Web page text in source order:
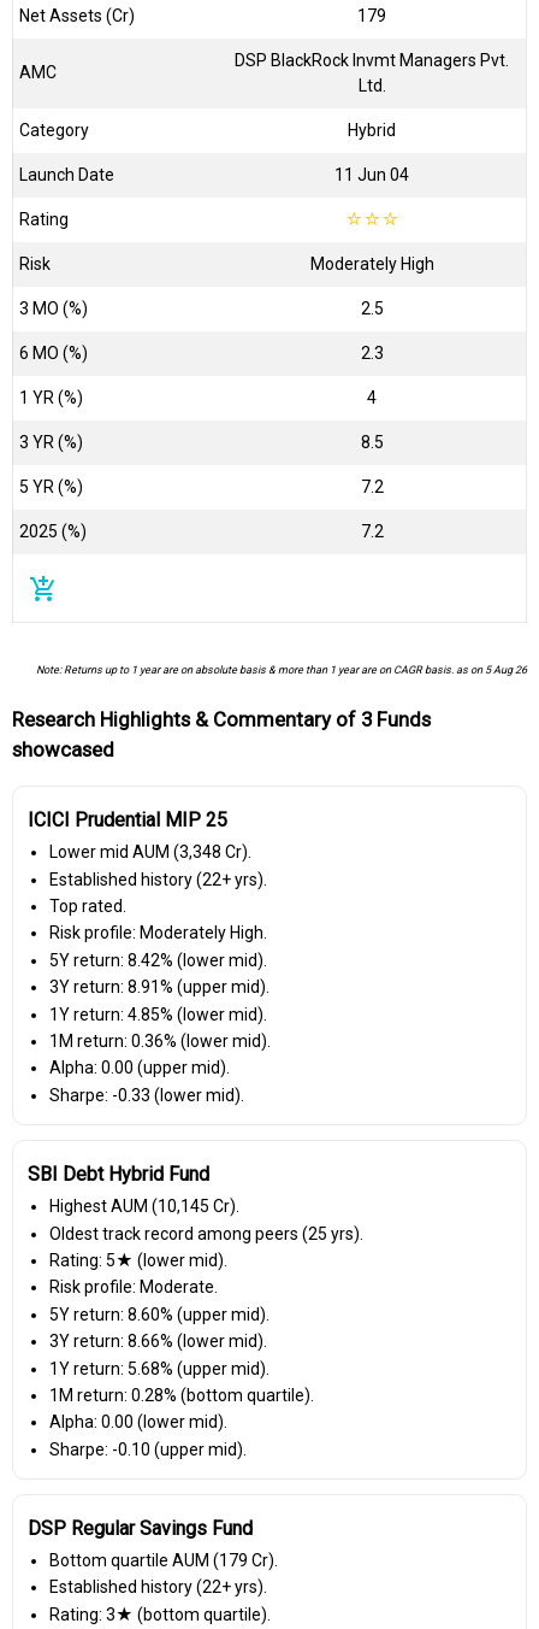
Net Assets (Cr) ₹179
AMC
DSP BlackRock Invmt Managers Pvt.
Ltd.
Category Hybrid
Launch Date 11 Jun 04
Rating ☆☆☆
Risk Moderately High
3 MO (%) 2.5
6 MO (%) 2.3
1 YR (%) 4
3 YR (%) 8.5
5 YR (%) 7.2
2025 (%) 7.2
add_shopping_cart
Note: Returns up to 1 year are on absolute basis & more than 1 year are on CAGR basis. as on 5 Aug 26
Research Highlights & Commentary of 3 Funds
showcased
ICICI Prudential MIP 25
Lower mid AUM (₹3,348 Cr).
Established history (22+ yrs).
Top rated.
Risk profile: Moderately High.
5Y return: 8.42% (lower mid).
3Y return: 8.91% (upper mid).
1Y return: 4.85% (lower mid).
1M return: 0.36% (lower mid).
Alpha: 0.00 (upper mid).
Sharpe: -0.33 (lower mid).
SBI Debt Hybrid Fund
Highest AUM (₹10,145 Cr).
Oldest track record among peers (25 yrs).
Rating: 5★ (lower mid).
Risk profile: Moderate.
5Y return: 8.60% (upper mid).
3Y return: 8.66% (lower mid).
1Y return: 5.68% (upper mid).
1M return: 0.28% (bottom quartile).
Alpha: 0.00 (lower mid).
Sharpe: -0.10 (upper mid).
DSP Regular Savings Fund
Bottom quartile AUM (₹179 Cr).
Established history (22+ yrs).
Rating: 3★ (bottom quartile).